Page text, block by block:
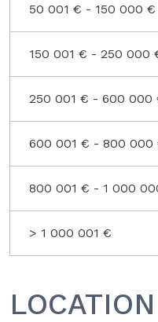
50 001 € - 150 000 €
150 001 € - 250 000
250 001 € - 600 000
600 001 € - 800 000
800 001 € - 1 000
> 1 000 001 €
LOCATION